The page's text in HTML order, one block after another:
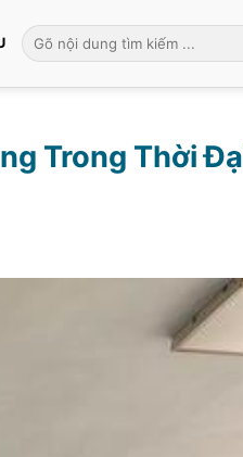
Tìm
kiếm:
Trong Thời